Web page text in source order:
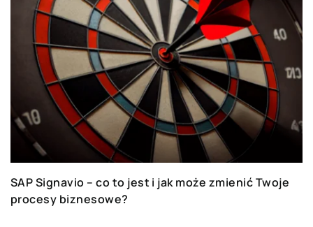
SAP Signavio – co to jest i jak może zmienić Twoje
procesy biznesowe?